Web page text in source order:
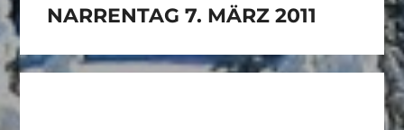
NARRENTAG 7. MÄRZ 2011